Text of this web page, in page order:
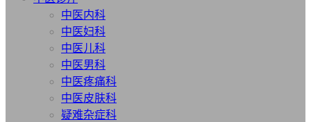
中医内科
中医妇科
中医儿科
中医男科
中医疼痛科
中医皮肤科
疑难杂症科